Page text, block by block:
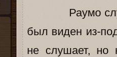
Раумо слушал
был виден из-
не слушает, но